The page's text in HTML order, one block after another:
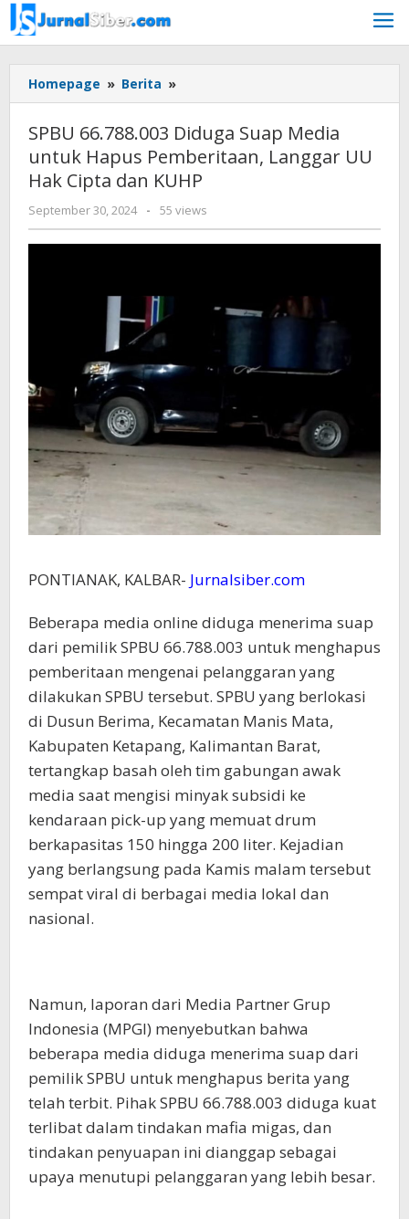
Skip
to
content
Homepage » Berita »
66.788.003
Suap
Media
untuk
Pemberitaan,
Langgar
SPBU 66.788.003 Diduga Suap Media
untuk Hapus Pemberitaan, Langgar UU
Hak Cipta dan KUHP
September 30, 2024
by
Jurnalsiber
- 55 views
PONTIANAK, KALBAR- Jurnalsiber.com
Beberapa media online diduga menerima suap
dari pemilik SPBU 66.788.003 untuk menghapus
pemberitaan mengenai pelanggaran yang
dilakukan SPBU tersebut. SPBU yang berlokasi
di Dusun Berima, Kecamatan Manis Mata,
Kabupaten Ketapang, Kalimantan Barat,
tertangkap basah oleh tim gabungan awak
media saat mengisi minyak subsidi ke
kendaraan pick-up yang memuat drum
berkapasitas 150 hingga 200 liter. Kejadian
yang berlangsung pada Kamis malam tersebut
sempat viral di berbagai media lokal dan
nasional.
Namun, laporan dari Media Partner Grup
Indonesia (MPGI) menyebutkan bahwa
beberapa media diduga menerima suap dari
pemilik SPBU untuk menghapus berita yang
telah terbit. Pihak SPBU 66.788.003 diduga kuat
terlibat dalam tindakan mafia migas, dan
tindakan penyuapan ini dianggap sebagai
upaya menutupi pelanggaran yang lebih besar.